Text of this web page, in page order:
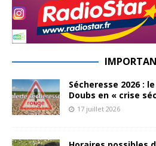
Sécheresse 2026 :
Doubs en « crise
17 juillet 2026